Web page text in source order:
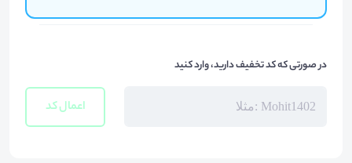
در صورتی که کد تخفیف دارید، وارد کنید
اعمال کد